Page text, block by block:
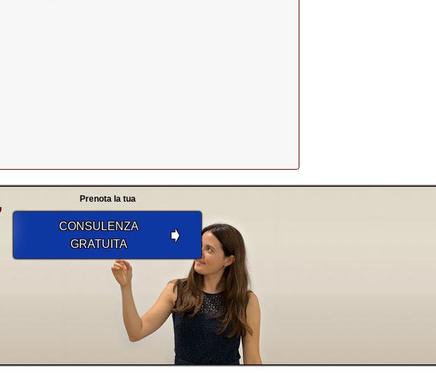
Prenota la tua
CONSULENZA
GRATUITA
➧